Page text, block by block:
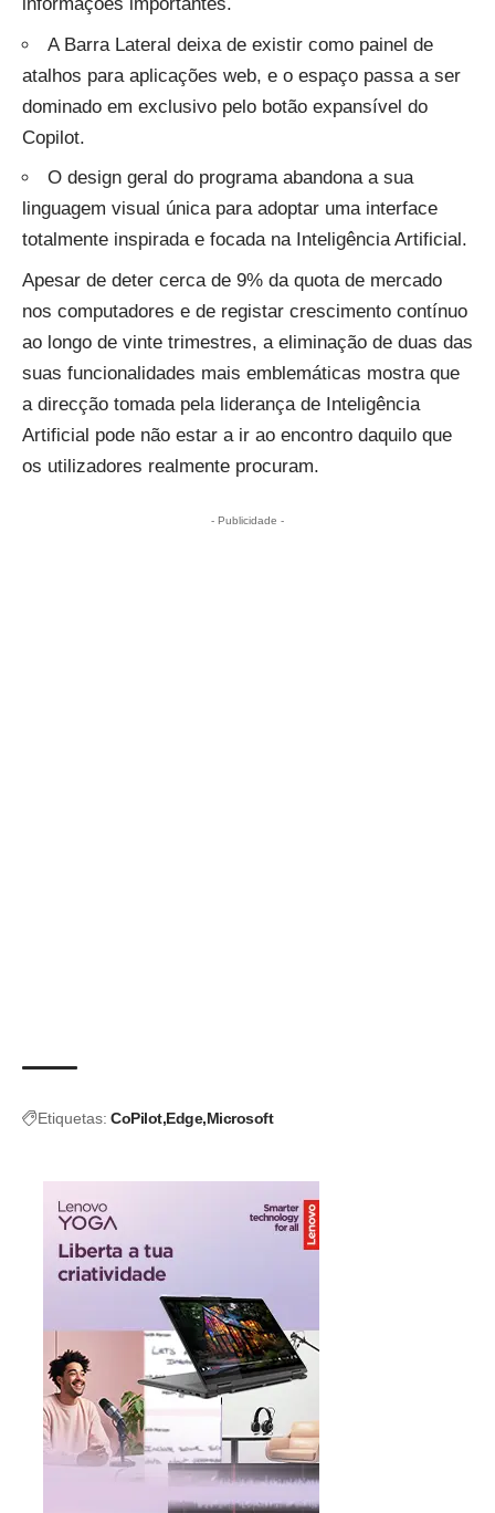
informações importantes.
A Barra Lateral deixa de existir como painel de
atalhos para aplicações web, e o espaço passa a ser
dominado em exclusivo pelo botão expansível do
Copilot.
O design geral do programa abandona a sua
linguagem visual única para adoptar uma interface
totalmente inspirada e focada na Inteligência Artificial.
Apesar de deter cerca de 9% da quota de mercado
nos computadores e de registar crescimento contínuo
ao longo de vinte trimestres, a eliminação de duas das
suas funcionalidades mais emblemáticas mostra que
a direcção tomada pela liderança de Inteligência
Artificial pode não estar a ir ao encontro daquilo que
os utilizadores realmente procuram.
- Publicidade -
Etiquetas: CoPilot Edge Microsoft